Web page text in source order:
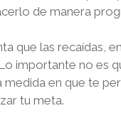
de manera
que las recaídas,
importante no es
medida en que te
tu meta.